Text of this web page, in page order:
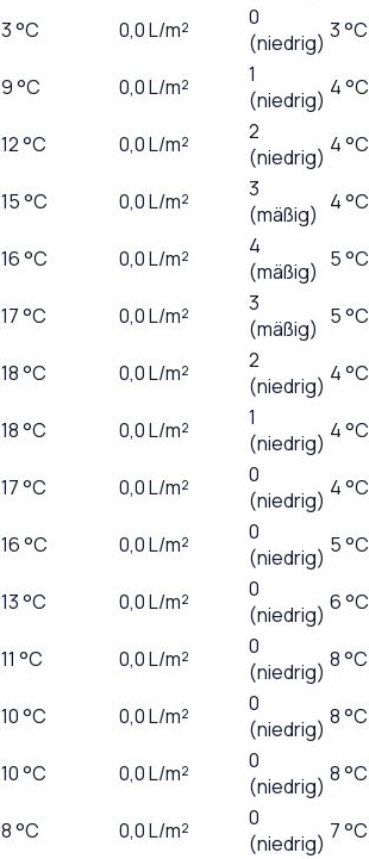
3°C 0,0L/m²
0
(niedrig) 3 °C
9°C 0,0L/m²
1
(niedrig) 4 °C
12°C 0,0L/m²
2
(niedrig) 4 °C
15°C 0,0L/m²
3
(mäßig) 4 °C
16°C 0,0L/m²
4
(mäßig) 5 °C
17°C 0,0L/m²
3
(mäßig) 5 °C
18°C 0,0L/m²
2
(niedrig) 4 °C
18°C 0,0L/m²
1
(niedrig) 4 °C
17°C 0,0L/m²
0
(niedrig) 4 °C
16°C 0,0L/m²
0
(niedrig) 5 °C
13°C 0,0L/m²
0
(niedrig) 6 °C
11 °C 0,0L/m²
0
(niedrig) 8 °C
10°C 0,0L/m²
0
(niedrig) 8 °C
10°C 0,0L/m²
0
(niedrig) 8 °C
8°C 0,0L/m²
0
(niedrig) 7 °C